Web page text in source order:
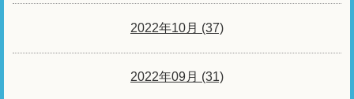
2022年10月 (37)
2022年09月 (31)